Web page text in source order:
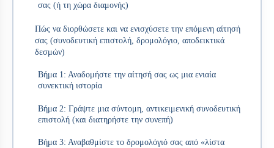
σας (ή τη χώρα διαμονής)
Πώς να διορθώσετε και να ενισχύσετε την επόμενη αίτησή
σας (συνοδευτική επιστολή, δρομολόγιο, αποδεικτικά
δεσμών)
Βήμα 1: Αναδομήστε την αίτησή σας ως μια ενιαία
συνεκτική ιστορία
Βήμα 2: Γράψτε μια σύντομη, αντικειμενική συνοδευτική
επιστολή (και διατηρήστε την συνεπή)
Βήμα 3: Αναβαθμίστε το δρομολόγιό σας από «λίστα